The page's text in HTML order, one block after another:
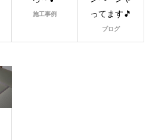
施工事例
ってます🎵
ブログ